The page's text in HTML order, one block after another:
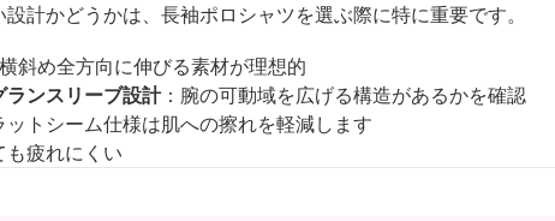
計かどうかは、長袖ポロシャツを選ぶ際に特に重要です。
斜め全方向に伸びる素材が理想的
ンスリーブ設計：腕の可動域を広げる構造があるかを確認
ットシーム仕様は肌への擦れを軽減します
疲れにくい